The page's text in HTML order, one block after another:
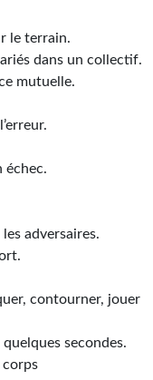
le terrain.
dans un collectif.
mutuelle.
échec.
adversaires.
contourner, jouer
secondes.
corps